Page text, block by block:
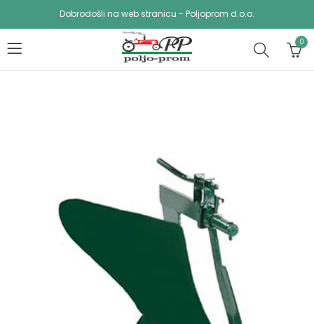
Dobrodošli na web stranicu - Poljoprom d.o.o.
0